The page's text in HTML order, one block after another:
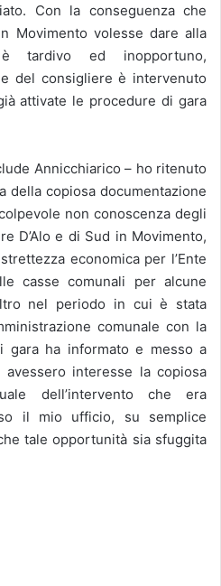
Con la conseguenza che
Movimento volesse dare alla
è tardivo ed inopportuno,
del consigliere è intervenuto
attivate le procedure di gara
Annicchiarico – ho ritenuto
della copiosa documentazione
non conoscenza degli
D’Alo e di Sud in Movimento,
economica per l’Ente
casse comunali per alcune
nel periodo in cui è stata
comunale con la
gara ha informato e messo a
interesse la copiosa
dell’intervento che era
il mio ufficio, su semplice
tale opportunità sia sfuggita